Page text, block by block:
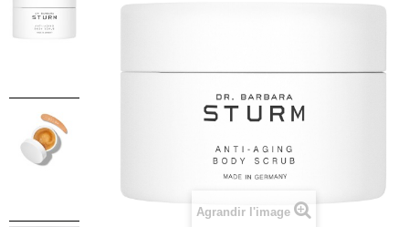
Agrandir l'image